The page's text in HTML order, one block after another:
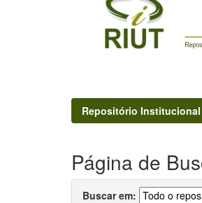
Repositório Institucional
Página de
Buscar em: